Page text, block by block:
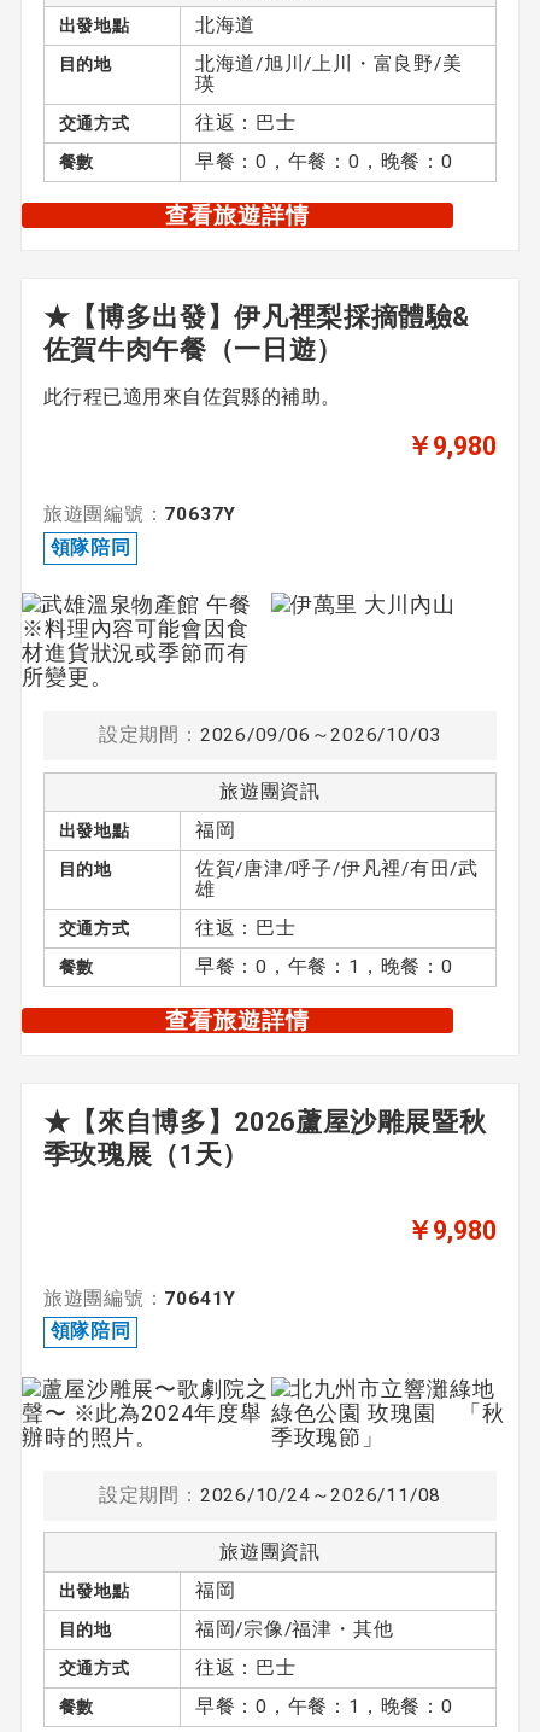
出發地點 北海道
目的地
北海道/旭川/上川・富良野/美
瑛
交通方式 往返：巴士
餐數 早餐：0，午餐：0，晚餐：0
查看旅遊詳情
★【博多出發】伊凡裡梨採摘體驗&
佐賀牛肉午餐（一日遊）
此行程已適用來自佐賀縣的補助。
￥9,980
旅遊團編號： 70637Y
領隊陪同
設定期間： 2026/09/06～2026/10/03
旅遊團資訊
出發地點 福岡
目的地
佐賀/唐津/呼子/伊凡裡/有田/武
雄
交通方式 往返：巴士
餐數 早餐：0，午餐：1，晚餐：0
查看旅遊詳情
★【來自博多】2026蘆屋沙雕展暨秋
季玫瑰展（1天）
￥9,980
旅遊團編號： 70641Y
領隊陪同
設定期間： 2026/10/24～2026/11/08
旅遊團資訊
出發地點 福岡
目的地 福岡/宗像/福津・其他
交通方式 往返：巴士
餐數 早餐：0，午餐：1，晚餐：0